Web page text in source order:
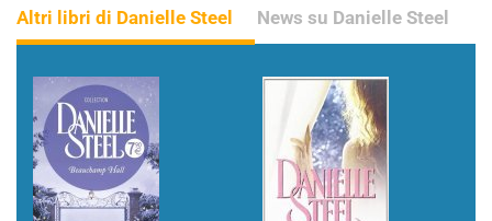
Altri libri di Danielle Steel News su Danielle Steel